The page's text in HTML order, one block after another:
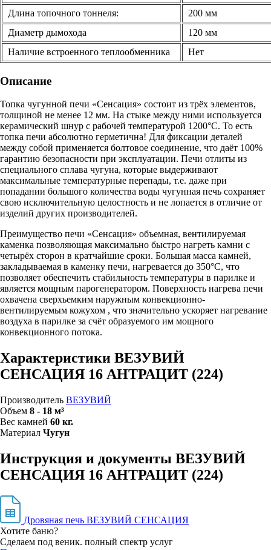
Длина топочного тоннеля:
200 мм
Диаметр дымохода
120 мм
Наличие встроенного теплообменника
Нет
Описание
Топка чугунной печи «Сенсация» состоит из трёх элементов,
толщиной не менее 12 мм. На стыке между ними используется
керамический шнур с рабочей температурой 1200°С. То есть
топка печи абсолютно герметична! Для фиксации деталей
между собой применяется болтовое соединение, что даёт 100%
гарантию безопасности при эксплуатации. Печи отлиты из
специального сплава чугуна, которые выдерживают
максимальные температурные перепады, т.е. даже при
попадании большого количества воды чугунная печь сохраняет
свою исключительную целостность и не лопается в отличие от
изделий других производителей.
Преимущество печи «Сенсация» объемная, вентилируемая
каменка позволяющая максимально быстро нагреть камни с
четырёх сторон в кратчайшие сроки. Большая масса камней,
закладываемая в каменку печи, нагревается до 350°С, что
позволяет обеспечить стабильность температуры в парилке и
является мощным парогенератором. Поверхность нагрева печи
охвачена сверхъемким наружным конвекционно-
вентилируемым кожухом , что значительно ускоряет нагревание
воздуха в парилке за счёт образуемого им мощного
конвекционного потока.
Характеристики ВЕЗУВИЙ
СЕНСАЦИЯ 16 АНТРАЦИТ (224)
Производитель ВЕЗУВИЙ
Объем 8 - 18 м³
Вес камней 60 кг.
Материал Чугун
Инструкция и документы ВЕЗУВИЙ
СЕНСАЦИЯ 16 АНТРАЦИТ (224)
Дровяная печь ВЕЗУВИЙ СЕНСАЦИЯ
Хотите баню?
Сделаем под веник. полный спектр услуг